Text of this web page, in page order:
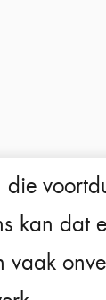
die
kan dat
vaak